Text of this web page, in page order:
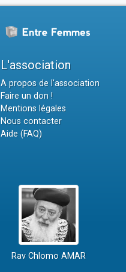
L'association
A propos de l'association
Faire un don !
Mentions légales
Nous contacter
Aide (FAQ)
Rav Chlomo AMAR